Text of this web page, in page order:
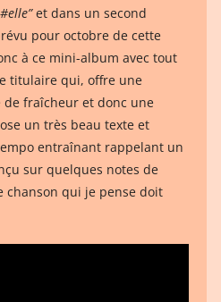
et dans un second
pour octobre de cette
à ce mini-album avec tout
titulaire qui, offre une
fraîcheur et donc une
un très beau texte et
entraînant rappelant un
sur quelques notes de
chanson qui je pense doit